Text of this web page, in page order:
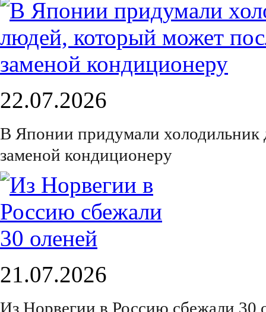
22.07.2026
В Японии придумали
заменой кондиционеру
21.07.2026
Из Норвегии в Россию сбежали 30